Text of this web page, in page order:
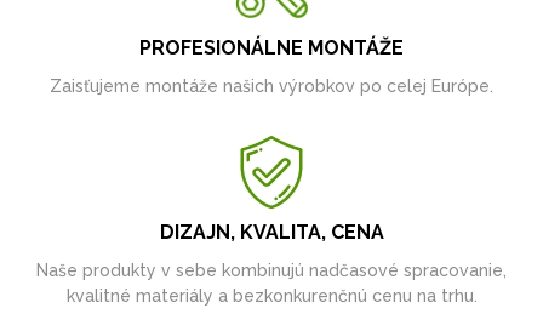
PROFESIONÁLNE MONTÁŽE
Zaisťujeme montáže našich výrobkov po celej Európe.
DIZAJN, KVALITA, CENA
Naše produkty v sebe kombinujú nadčasové spracovanie,
kvalitné materiály a bezkonkurenčnú cenu na trhu.